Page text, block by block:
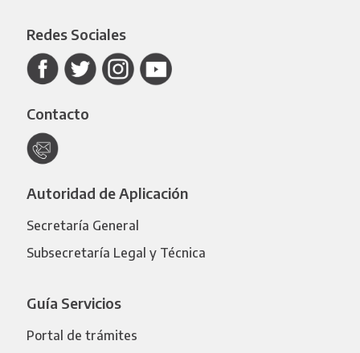
Redes Sociales
Contacto
Autoridad de Aplicación
Secretaría General
Subsecretaría Legal y Técnica
Guía Servicios
Portal de trámites